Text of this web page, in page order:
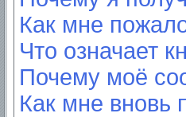
Как мне
Что означает
Почему моё
Как мне вновь